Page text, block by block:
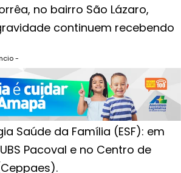
no bairro São Lázaro,
continuem recebendo
-
da Família (ESF): em
Pacoval e no Centro de